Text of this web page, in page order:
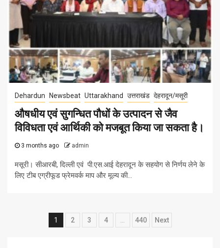
Dehardun Newsbeat Uttarakhand उत्तराखंड देहरादून/मसूरी
औषधीय एवं सुगन्धित पौधों के उत्पादन से जैव
विविधता एवं आर्थिकी को मजबूत किया जा सकता है।
3 months ago admin
मसूरी। सीआरबी, दिल्ली एवं पी.एस.आई देहरादून के सहयोग से निर्णय लेने के
लिए टीब एग्रीफूड फ्रेमवर्क माप और मूल्य की...
Posts
1 2 3 4 440 Next